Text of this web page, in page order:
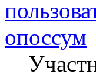
опоссум